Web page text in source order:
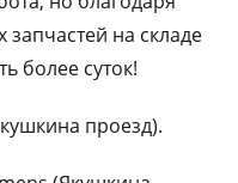
на складе
более суток!
проезд).